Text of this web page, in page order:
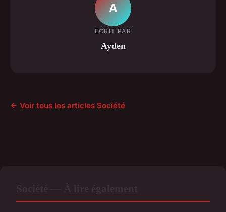
A
ECRIT PAR
Ayden
← Voir tous les articles Société